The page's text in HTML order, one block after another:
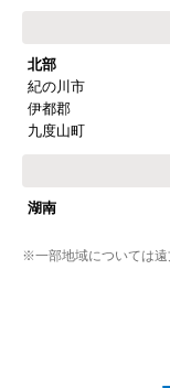
北部
紀の川市
伊都郡
九度山町
湖南
※一部地域については遠